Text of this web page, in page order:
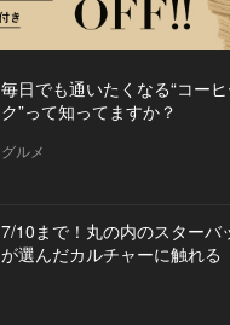
毎日でも通いたくなる“コー
ク”って知ってますか？
グルメ
7/10まで！丸の内のスターバ
が選んだカルチャーに触れる